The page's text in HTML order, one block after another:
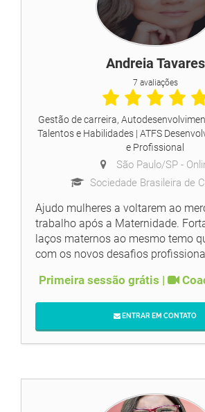
Andreia Tavares
7 avaliações
Gestão de carreira,
Talentos e Habilidades | ATFS
e Profissional
São Paulo/SP -
Sociedade Brasileira de
Ajudo mulheres a voltarem ao
trabalho após a Maternidade.
laços maternos ao mesmo temo
com os novos desafios
Primeira sessão grátis |
ENTRAR EM CONTATO